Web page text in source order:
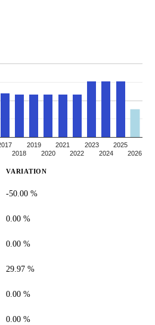
2018
2019
2020
2021
2022
2023
2024
2025
2026
VARIATION
-50.00 %
0.00 %
0.00 %
29.97 %
0.00 %
0.00 %